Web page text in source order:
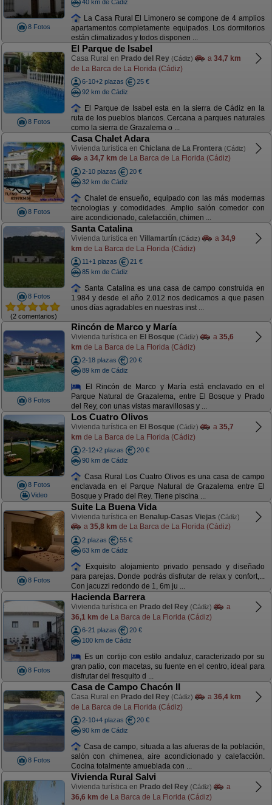
8 Fotos
40 km de Cádiz
La Casa Rural El Limonero se compone de 4 amplios
apartamentos completamente equipados. Los dormitorios
están climatizados y todos disponen ...
8 Fotos
El Parque de Isabel
Casa Rural en Prado del Rey (Cádiz) a 34,7 km
de La Barca de La Florida (Cádiz)
6-10+2 plazas
25 €
92 km de Cádiz
El Parque de Isabel esta en la sierra de Cádiz en la
ruta de los pueblos blancos. Cercana a parques naturales
como la sierra de Grazalema o ...
8 Fotos
Casa Chalet Adara
Vivienda turística en Chiclana de La Frontera (Cádiz)
a 34,7 km de La Barca de La Florida (Cádiz)
2-10 plazas
20 €
32 km de Cádiz
Chalet de ensueño, equipado con las más modernas
tecnologias y comodidades. Amplio salón comedor con
aire acondicionado, calefacción, chimen ...
8 Fotos
(2 comentarios)
Santa Catalina
Vivienda turística en Villamartín (Cádiz) a 34,9
km de La Barca de La Florida (Cádiz)
11+1 plazas
21 €
85 km de Cádiz
Santa Catalina es una casa de campo construida en
1.984 y desde el año 2.012 nos dedicamos a que pasen
unos días agradables en nuestras inst ...
8 Fotos
Rincón de Marco y María
Vivienda turística en El Bosque (Cádiz) a 35,6
km de La Barca de La Florida (Cádiz)
2-18 plazas
20 €
89 km de Cádiz
El Rincón de Marco y María está enclavado en el
Parque Natural de Grazalema, entre El Bosque y Prado
del Rey, con unas vistas maravillosas y ...
8 Fotos
Video
Los Cuatro Olivos
Vivienda turística en El Bosque (Cádiz) a 35,7
km de La Barca de La Florida (Cádiz)
2-12+2 plazas
20 €
90 km de Cádiz
Casa Rural Los Cuatro Olivos es una casa de campo
enclavada en el Parque Natural de Grazalema entre El
Bosque y Prado del Rey. Tiene piscina ...
8 Fotos
Suite La Buena Vida
Vivienda turística en Benalup-Casas Viejas (Cádiz)
a 35,8 km de La Barca de La Florida (Cádiz)
2 plazas
55 €
63 km de Cádiz
Exquisito alojamiento privado pensado y diseñado
para parejas. Donde podrás disfrutar de relax y confort,...
Con jacuzzi redondo de 1, 6m ju ...
8 Fotos
Hacienda Barrera
Vivienda turística en Prado del Rey (Cádiz)
a
36,1 km de La Barca de La Florida (Cádiz)
6-21 plazas
20 €
100 km de Cádiz
Es un cortijo con estilo andaluz, caracterizado por su
gran patio, con macetas, su fuente en el centro, ideal para
disfrutar del fresquito d ...
8 Fotos
Casa de Campo Chacón II
Casa Rural en Prado del Rey (Cádiz) a 36,4 km
de La Barca de La Florida (Cádiz)
2-10+4 plazas
20 €
90 km de Cádiz
Casa de campo, situada a las afueras de la población,
salón con chimenea, aire acondicionado y calefacción.
Cocina totalmente amueblada con ...
Vivienda Rural Salvi
Vivienda turística en Prado del Rey (Cádiz)
a
36,6 km de La Barca de La Florida (Cádiz)